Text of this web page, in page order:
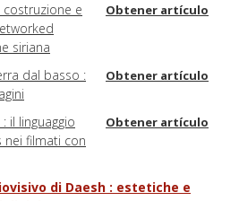
costruzione e
siriana
Obtener artículo
dal basso :
Obtener artículo
il linguaggio
nei filmati con
Obtener artículo
di Daesh : estetiche e